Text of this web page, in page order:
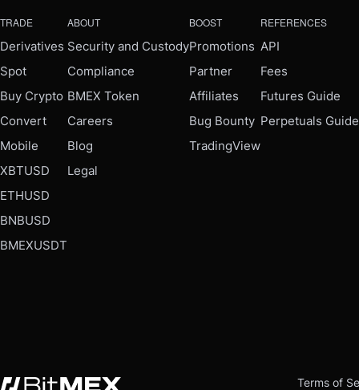
TRADE
Derivatives
Spot
Buy Crypto
Convert
Mobile
XBTUSD
ETHUSD
BNBUSD
BMEXUSDT
ABOUT
Security and Custody
Compliance
BMEX Token
Careers
Blog
Legal
BOOST
Promotions
Partner
Affiliates
Bug Bounty
TradingView
REFERENCES
API
Fees
Futures Guide
Perpetuals Guide
Terms of